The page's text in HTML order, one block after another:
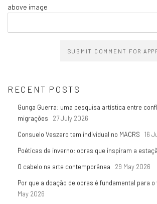
above image
SUBMIT COMMENT FOR
RECENT POSTS
Gunga Guerra: uma pesquisa artística entre
migrações
27 July 2026
Consuelo Veszaro tem individual no MACRS
16
Poéticas de inverno: obras que inspiram a
O cabelo na arte contemporânea
29 May 2026
Por que a doação de obras é fundamental para
May 2026